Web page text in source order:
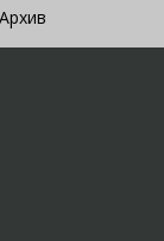
Архив